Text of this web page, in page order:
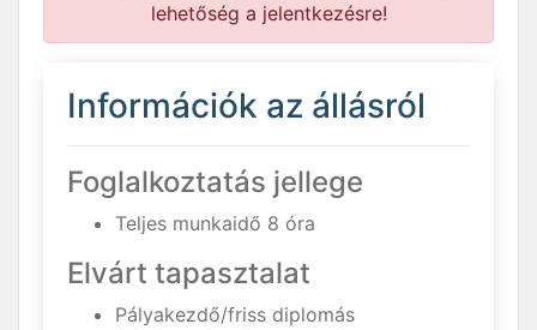
lehetőség a jelentkezésre!
Információk az állásról
Foglalkoztatás jellege
Teljes munkaidő 8 óra
Elvárt tapasztalat
Pályakezdő/friss diplomás